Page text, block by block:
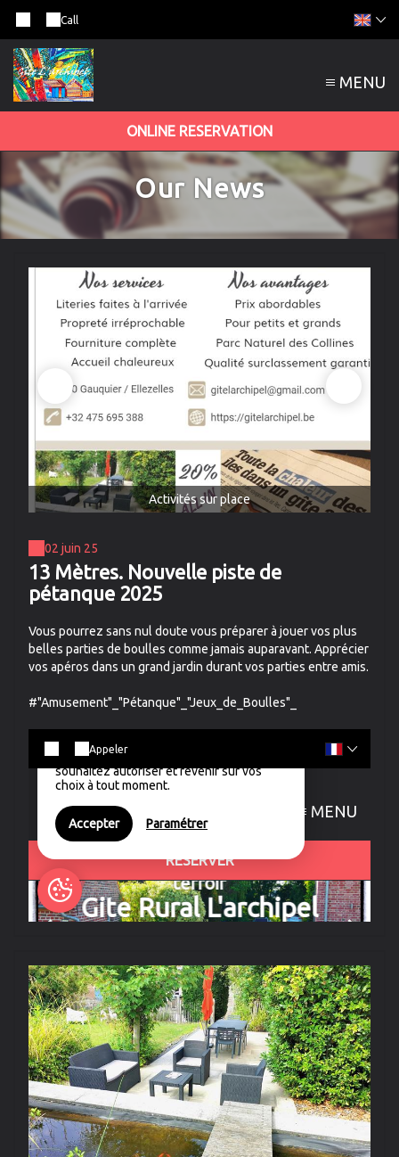
Call
MENU
ONLINE RESERVATION
Our News
Activités sur place
02 juin 25
13 Mètres. Nouvelle piste de
pétanque 2025
Vous pourrez sans nul doute vous préparer à jouer vos plus
belles parties de boulles comme jamais auparavant. Apprécier
vos apéros dans un grand jardin durant vos parties entre amis.
#"Amusement"_"Pétanque"_"Jeux_de_Boulles"_